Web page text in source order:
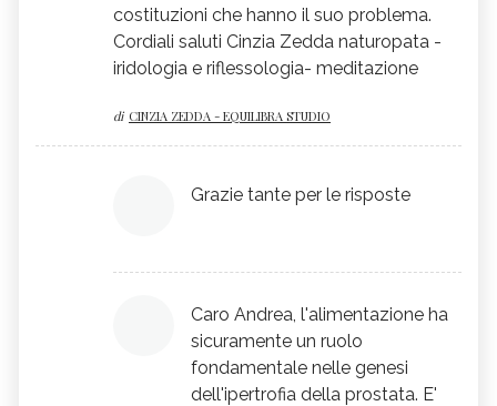
costituzioni che hanno il suo problema.
Cordiali saluti Cinzia Zedda naturopata -
iridologia e riflessologia- meditazione
di CINZIA ZEDDA - EQUILIBRA STUDIO
Grazie tante per le risposte
Caro Andrea, l'alimentazione ha
sicuramente un ruolo
fondamentale nelle genesi
dell'ipertrofia della prostata. E'